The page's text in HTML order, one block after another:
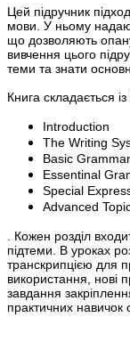
Цей підручник
мови. У ньому
що дозволяють
вивчення цього
теми та знати
Книга складається із
Introduction
The Writing
Basic Grammar
Essentinal
Special
Advanced
. Кожен розділ
підтеми. В уроках
транскрипцією для
використання, нові
завдання
практичних